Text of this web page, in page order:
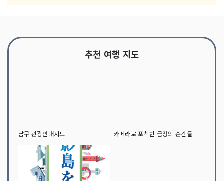
추천 여행 지도
남구 관광안내지도 카메라로 포착한 금정의 순간들